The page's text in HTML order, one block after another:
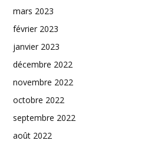
mars 2023
février 2023
janvier 2023
décembre 2022
novembre 2022
octobre 2022
septembre 2022
août 2022